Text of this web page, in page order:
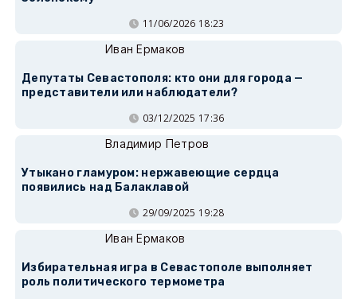
11/06/2026 18:23
Иван Ермаков
Депутаты Севастополя: кто они для города —
представители или наблюдатели?
03/12/2025 17:36
Владимир Петров
Утыкано гламуром: нержавеющие сердца
появились над Балаклавой
29/09/2025 19:28
Иван Ермаков
Избирательная игра в Севастополе выполняет
роль политического термометра